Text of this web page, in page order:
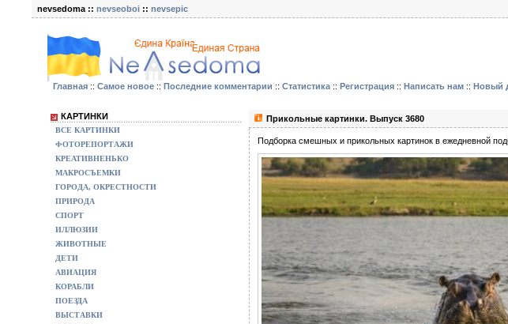
nevsedoma :: nevseoboi :: nevsepic
Главная :: Самое новое :: Последние комментарии :: Статистика :: Регистрация :: Написать нам :: Новый
КАРТИНКИ
ВСЕ КАРТИНКИ
ФОТОРЕПОРТАЖИ
КРЕАТИВНЕНЬКО
МАКРОСЪЕМКИ
ГОРОДА, ОКРЕСТНОСТИ
ПРИРОДА
СПОРТ
ИЛЛЮЗИИ
ЖИВОТНЫЕ
ДЕТИ
АВИАЦИЯ
КОРАБЛИ
ПОЕЗДА
ВЫСТАВКИ
Прикольные картинки. Выпуск 3680
Подборка смешных и прикольных картинок в ежедневной